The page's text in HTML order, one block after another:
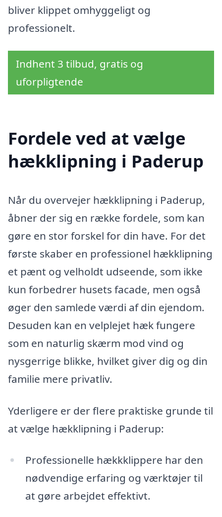
bliver klippet omhyggeligt og
professionelt.
Indhent 3 tilbud, gratis og
uforpligtende
Fordele ved at vælge
hækklipning i Paderup
Når du overvejer hækklipning i Paderup,
åbner der sig en række fordele, som kan
gøre en stor forskel for din have. For det
første skaber en professionel hækklipning
et pænt og velholdt udseende, som ikke
kun forbedrer husets facade, men også
øger den samlede værdi af din ejendom.
Desuden kan en velplejet hæk fungere
som en naturlig skærm mod vind og
nysgerrige blikke, hvilket giver dig og din
familie mere privatliv.
Yderligere er der flere praktiske grunde til
at vælge hækklipning i Paderup:
Professionelle hækkklippere har den
nødvendige erfaring og værktøjer til
at gøre arbejdet effektivt.